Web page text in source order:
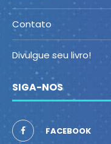
Contato
Divulgue seu livro!
SIGA-NOS
FACEBOOK